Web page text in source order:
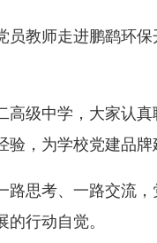
师走进鹏鹞环保
中学，大家认真
验，为学校党建品
考、一路交流，
行动自觉。